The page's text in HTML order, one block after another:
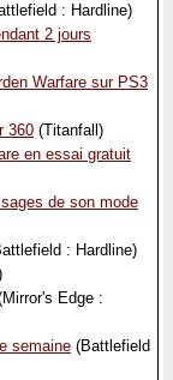
: Hardline)
2 jours
Warfare sur PS3
360 (Titanfall)
en essai gratuit
de son mode
: Hardline)
Edge :
semaine (Battlefield